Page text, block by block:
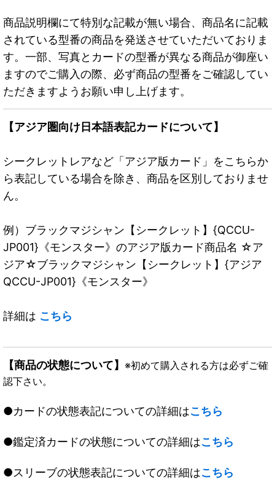
商品説明欄にて特別な記載が無い場合、商品名に記載
されている型番の商品を発送させていただいておりま
す。一部、写真とカードの型番が異なる商品が御座い
ますのでご購入の際、必ず商品の型番をご確認してい
ただきますようお願い申し上げます。
【アジア圏向け日本語表記カードについて】
シークレットレアなど「アジア版カード」をこちらか
ら表記している場合を除き、商品を区別しておりませ
ん。
例）ブラックマジシャン【シークレット】{QCCU-
JP001}《モンスター》のアジア版カード商品名 ☆ア
ジア☆ブラックマジシャン【シークレット】{アジア
QCCU-JP001}《モンスター》
詳細は こちら
【商品の状態について】 ※初めて購入される方は必ずご確
認下さい。
●カードの状態表記についての詳細はこちら
●鑑定済カードの状態についての詳細はこちら
●スリーブの状態表記についての詳細はこちら